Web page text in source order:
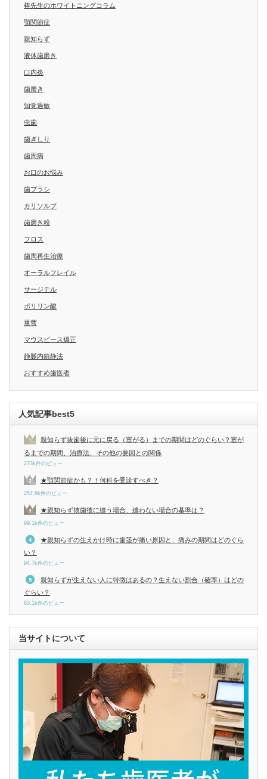
椿先生のホワイトニングコラム
顎関節症
親知らず
液体歯磨き
口内炎
歯磨き
知覚過敏
虫歯
歯ぎしり
歯周病
お口のお悩み
歯ブラシ
カリソルブ
歯磨き粉
フロス
歯周再生治療
オーラルフレイル
サージテル
ポリリン酸
重曹
マウスピース矯正
静脈内鎮静法
おすすめ歯医者
人気記事best5
親知らず抜歯後に元に戻る（塞がる）までの期間はどのぐらい？塞が
るまでの期間、治療法、その他の要因との関係
273k件のビュー
★顎関節症かも？！何科を受診すべき？
257.6k件のビュー
★親知らず抜歯後に縫う場合、縫わない場合の基準は？
99.1k件のビュー
★親知らずの生えかけ時に歯茎が痛い原因と、痛みの期間はどのぐら
い？
94.7k件のビュー
親知らずが生えない人に特徴はあるの？生えない割合（確率）はどの
ぐらい？
83.1k件のビュー
当サイトについて